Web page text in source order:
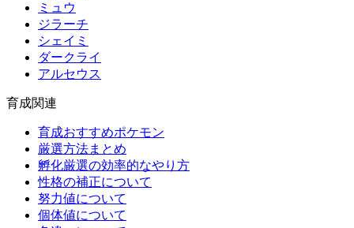
ミュウ
ジラーチ
シェイミ
ダークライ
アルセウス
育成関連
育成おすすめポケモン
厳選方法まとめ
孵化厳選の効率的なやり方
性格の補正について
努力値について
個体値について